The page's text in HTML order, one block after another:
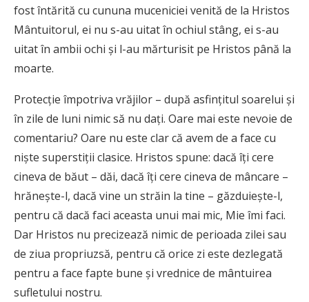
fost întărită cu cununa muceniciei venită de la Hristos
Mântuitorul, ei nu s-au uitat în ochiul stâng, ei s-au
uitat în ambii ochi şi l-au mărturisit pe Hristos până la
moarte.
Protecţie împotriva vrăjilor – după asfinţitul soarelui şi
în zile de luni nimic să nu daţi. Oare mai este nevoie de
comentariu? Oare nu este clar că avem de a face cu
nişte superstiţii clasice. Hristos spune: dacă îţi cere
cineva de băut – dăi, dacă îţi cere cineva de mâncare –
hrăneşte-l, dacă vine un străin la tine – găzduieşte-l,
pentru că dacă faci aceasta unui mai mic, Mie îmi faci.
Dar Hristos nu precizează nimic de perioada zilei sau
de ziua propriuzsă, pentru că orice zi este dezlegată
pentru a face fapte bune şi vrednice de mântuirea
sufletului nostru.